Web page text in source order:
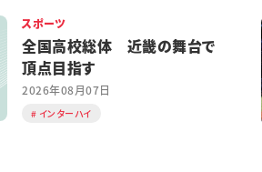
スポーツ
全国高校総体 近畿の舞台で
頂点目指す
2026年08月07日
インターハイ